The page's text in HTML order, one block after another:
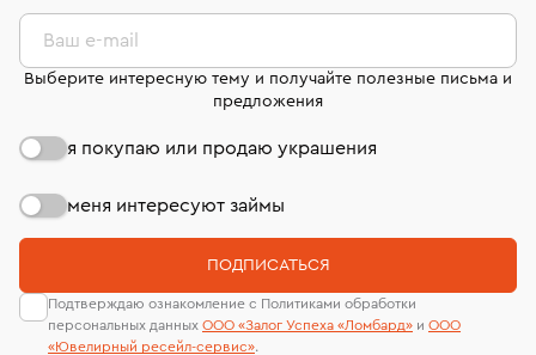
комиссионных украшений и часов смотрите на
странице«Возврат украшений»
лабораторий
Ваш e-mail
Выберите интересную тему и получайте полезные письма и
предложения
я покупаю или продаю украшения
меня интересуют займы
ПОДПИСАТЬСЯ
Подтверждаю ознакомление с Политиками обработки
персональных данных ООО «Залог Успеха «Ломбард» и ООО
«Ювелирный ресейл-сервиc».